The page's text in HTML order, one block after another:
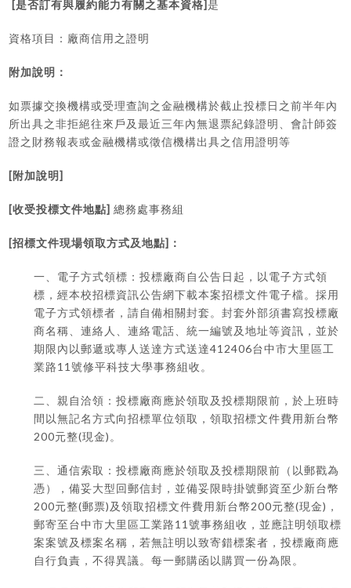
[是否訂有與履約能力有關之基本資格]是
資格項目：廠商信用之證明
附加說明：
如票據交換機構或受理查詢之金融機構於截止投標日之前半年內
所出具之非拒絕往來戶及最近三年內無退票紀錄證明、會計師簽
證之財務報表或金融機構或徵信機構出具之信用證明等
[ 附加說明 ]
[收受投標文件地點]總務處事務組
[招標文件現場領取方式及地點] ：
一、電子方式領標：投標廠商自公告日起，以電子方式領
標，經本校招標資訊公告網下載本案招標文件電子檔。採用
電子方式領標者，請自備相關封套。封套外部須書寫投標廠
商名稱、連絡人、連絡電話、統一編號及地址等資訊，並於
期限內以郵遞或專人送達方式送達412406台中市大里區工
業路 11號修平科技大學事務組收。
二、親自洽領：投標廠商應於領取及投標期限前，於上班時
間以無記名方式向招標單位領取，領取招標文件費用新台幣
200元整(現金) 。
三、通信索取：投標廠商應於領取及投標期限前（以郵戳為
憑），備妥大型回郵信封，並備妥限時掛號郵資至少新台幣
200元整(郵票) 及領取招標文件費用新台幣200元整(現金) ，
郵寄至台中市大里區工業路 11號事務組收，並應註明領取標
案案號及標案名稱，若無註明以致寄錯標案者，投標廠商應
自行負責，不得異議。每一郵購函以購買一份為限。